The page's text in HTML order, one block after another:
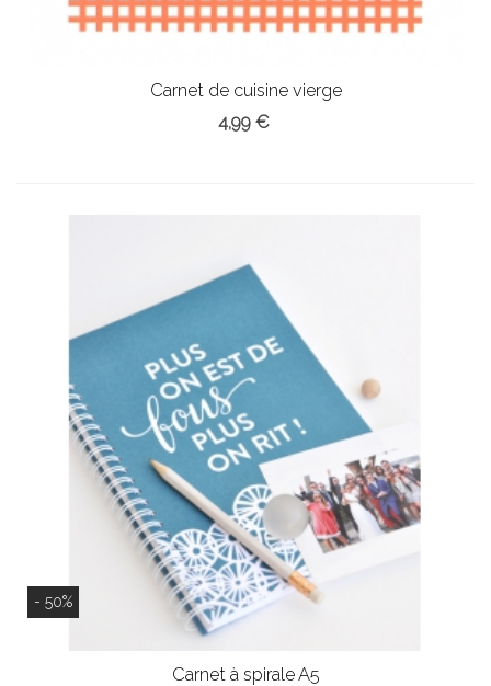
Carnet de cuisine vierge
4,99 €
- 50%
Carnet à spirale A5